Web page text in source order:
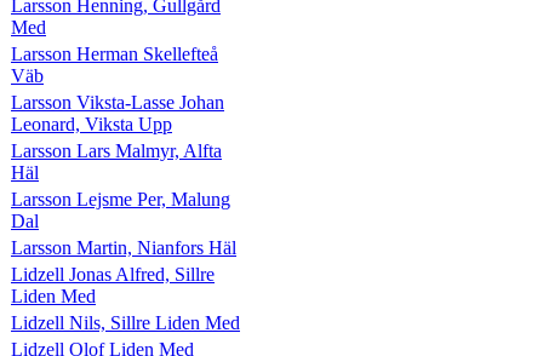
Larsson Henning, Gullgård
Med
Larsson Herman Skellefteå
Väb
Larsson Viksta-Lasse Johan
Leonard, Viksta Upp
Larsson Lars Malmyr, Alfta
Häl
Larsson Lejsme Per, Malung
Dal
Larsson Martin, Nianfors Häl
Lidzell Jonas Alfred, Sillre
Liden Med
Lidzell Nils, Sillre Liden Med
Lidzell Olof Liden Med